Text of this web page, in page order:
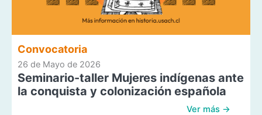
Convocatoria
26 de Mayo de 2026
Seminario-taller Mujeres indígenas ante
la conquista y colonización española
Ver más →